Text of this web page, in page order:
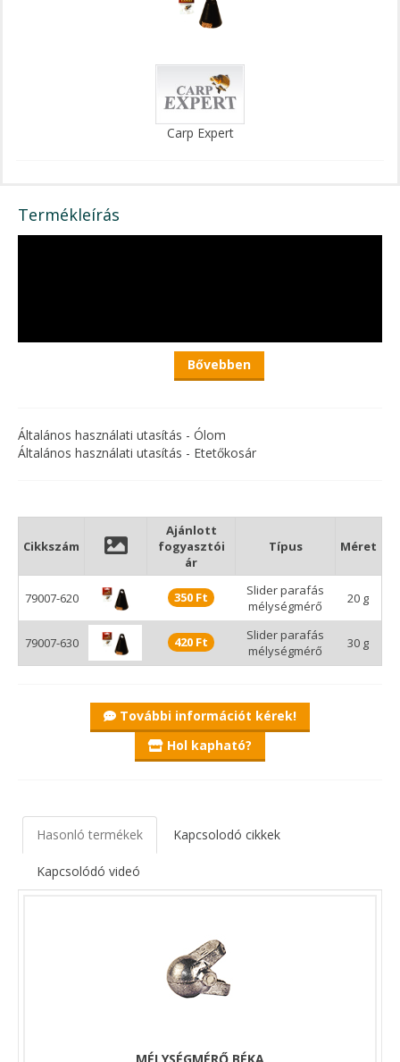
Carp Expert
Termékleírás
Bővebben
Általános használati utasítás - Ólom
Általános használati utasítás - Etetőkosár
Cikkszám
Ajánlott
fogyasztói
ár
Típus Méret
79007-620 350 Ft
Slider parafás
mélységmérő
20 g
79007-630 420 Ft
Slider parafás
mélységmérő
30 g
További információt kérek!
Hol kapható?
Hasonló termékek Kapcsolodó cikkek
Kapcsolódó videó